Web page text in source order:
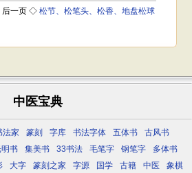
中医宝典
法家 篆刻 字库 书法字体 五体书
古风书
书 集美书 33书法 毛笔字 钢笔字
多体书
大字 篆刻之家 字源 国学 古籍 中医
象棋